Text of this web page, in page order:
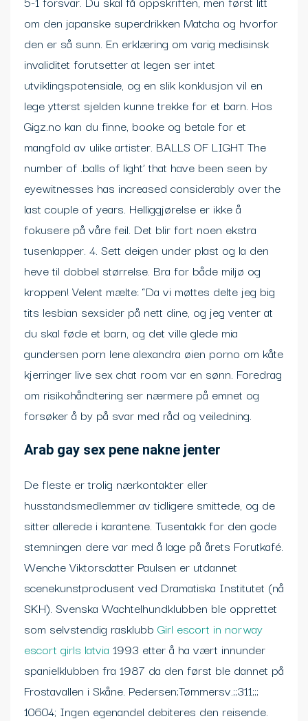
om den japanske superdrikken Matcha og hvorfor
den er så sunn. En erklæring om varig medisinsk
invaliditet forutsetter at legen ser intet
utviklingspotensiale, og en slik konklusjon vil en
lege ytterst sjelden kunne trekke for et barn. Hos
Gigz.no kan du finne, booke og betale for et
mangfold av ulike artister. BALLS OF LIGHT The
number of .balls of light’ that have been seen by
eyewitnesses has increased considerably over the
last couple of years. Helliggjørelse er ikke å
fokusere på våre feil. Det blir fort noen ekstra
tusenlapper. 4. Sett deigen under plast og la den
heve til dobbel størrelse. Bra for både miljø og
kroppen! Velent mælte: “Da vi møttes delte jeg big
tits lesbian sexsider på nett dine, og jeg venter at
du skal føde et barn, og det ville glede mia
gundersen porn lene alexandra øien porno om kåte
kjerringer live sex chat room var en sønn. Foredrag
om risikohåndtering ser nærmere på emnet og
forsøker å by på svar med råd og veiledning.
Arab gay sex pene nakne jenter
De fleste er trolig nærkontakter eller
husstandsmedlemmer av tidligere smittede, og de
sitter allerede i karantene. Tusentakk for den gode
stemningen dere var med å lage på årets Forutkafé.
Wenche Viktorsdatter Paulsen er utdannet
scenekunstprodusent ved Dramatiska Institutet (nå
SKH). Svenska Wachtelhundklubben ble opprettet
som selvstendig rasklubb Girl escort in norway
escort girls latvia 1993 etter å ha vært innunder
spanielklubben fra 1987 da den først ble dannet på
Frostavallen i Skåne. Pedersen;Tømmersv.;;311;;;
10604; Ingen egenandel debiteres den reisende.